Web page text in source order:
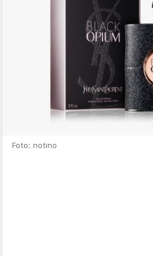
Foto: notino